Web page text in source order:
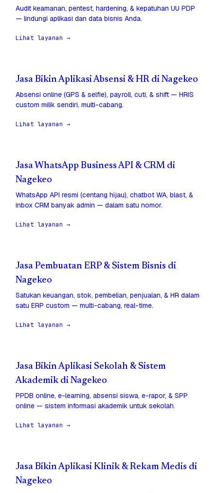
Audit keamanan, pentest, hardening, & kepatuhan UU PDP
— lindungi aplikasi dan data bisnis Anda.
Lihat layanan →
Jasa Bikin Aplikasi Absensi & HR di Nagekeo
Absensi online (GPS & selfie), payroll, cuti, & shift — HRIS
custom milik sendiri, multi-cabang.
Lihat layanan →
Jasa WhatsApp Business API & CRM di
Nagekeo
WhatsApp API resmi (centang hijau), chatbot WA, blast, &
inbox CRM banyak admin — dalam satu nomor.
Lihat layanan →
Jasa Pembuatan ERP & Sistem Bisnis di
Nagekeo
Satukan keuangan, stok, pembelian, penjualan, & HR dalam
satu ERP custom — multi-cabang, real-time.
Lihat layanan →
Jasa Bikin Aplikasi Sekolah & Sistem
Akademik di Nagekeo
PPDB online, e-learning, absensi siswa, e-rapor, & SPP
online — sistem informasi akademik untuk sekolah.
Lihat layanan →
Jasa Bikin Aplikasi Klinik & Rekam Medis di
Nagekeo